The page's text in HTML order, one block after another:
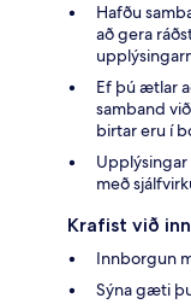
Hafðu
að gera
Ef þú ætlar
samband
birtar eru í
með
Krafist við
Innborgun
Sýna gæti